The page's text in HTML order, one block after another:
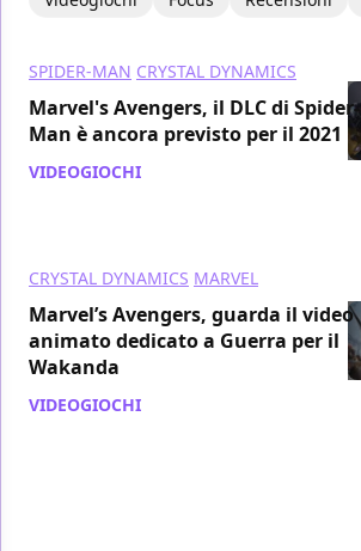
SPIDER-MAN CRYSTAL DYNAMICS
Marvel's Avengers, il DLC di Spider-
Man è ancora previsto per il 2021
VIDEOGIOCHI
CRYSTAL DYNAMICS MARVEL
Marvel’s Avengers, guarda il video
animato dedicato a Guerra per il
Wakanda
VIDEOGIOCHI